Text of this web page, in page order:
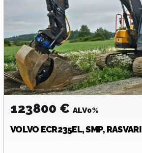
123800 € ALV0%
VOLVO ECR235EL, SMP, RASVARI